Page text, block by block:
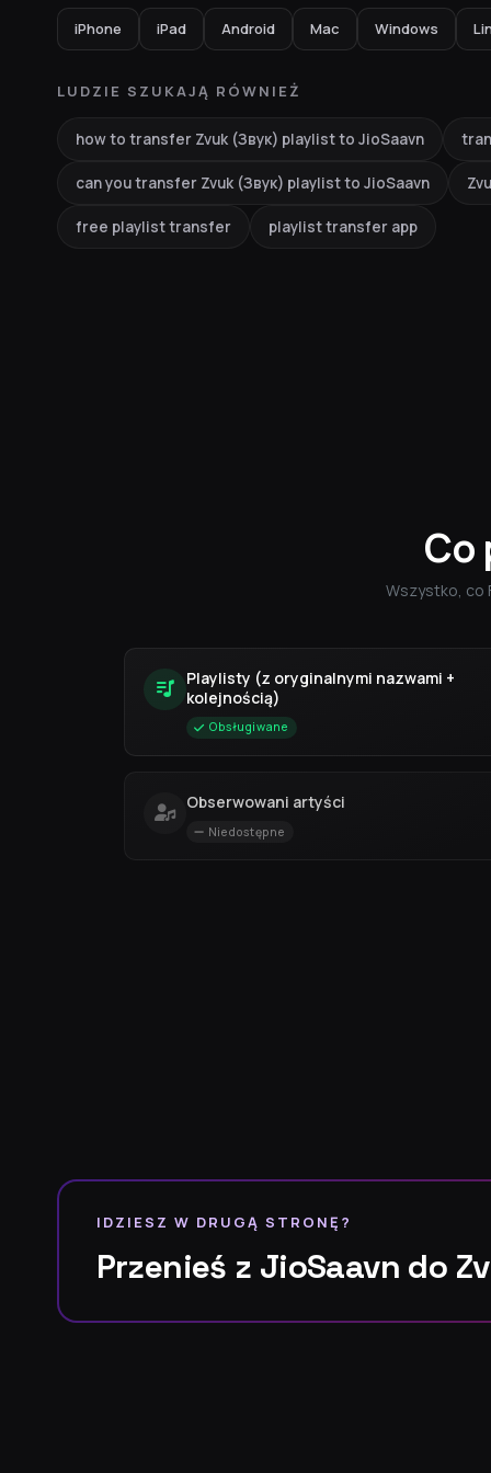
iPhone iPad Android Mac Windows
LUDZIE SZUKAJĄ RÓWNIEŻ
how to transfer Zvuk (Звук) playlist to JioSaavn
can you transfer Zvuk (Звук) playlist to JioSaavn
free playlist transfer playlist transfer app
Co
Wszystko, co
Playlisty (z oryginalnymi nazwami +
kolejnością)
Obsługiwane
Obserwowani artyści
Niedostępne
IDZIESZ W DRUGĄ STRONĘ?
Przenieś z JioSaavn do